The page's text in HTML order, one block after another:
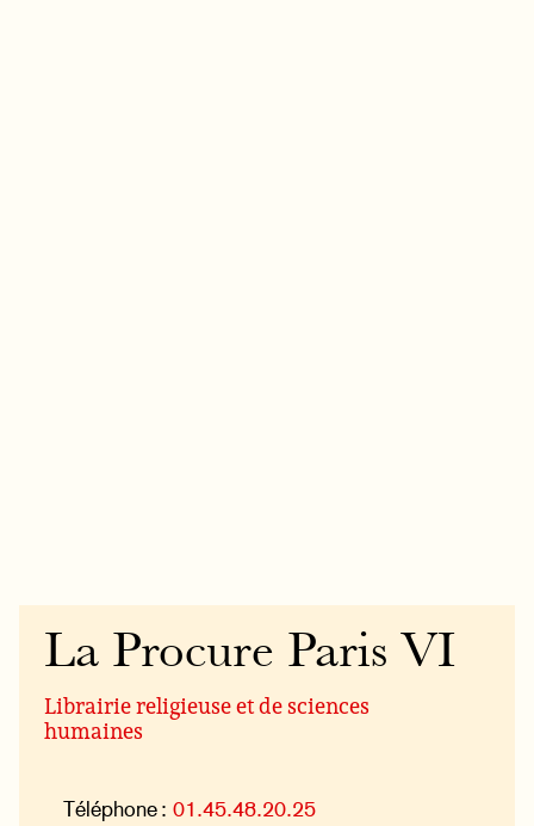
La Procure Paris VI
Librairie religieuse et de sciences
humaines
Téléphone :01.45.48.20.25